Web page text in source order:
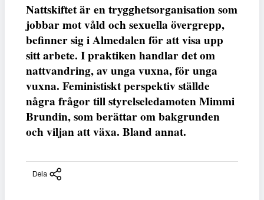
Nattskiftet är en trygghetsorganisation som
jobbar mot våld och sexuella övergrepp,
befinner sig i Almedalen för att visa upp
sitt arbete. I praktiken handlar det om
nattvandring, av unga vuxna, för unga
vuxna. Feministiskt perspektiv ställde
några frågor till styrelseledamoten Mimmi
Brundin, som berättar om bakgrunden
och viljan att växa. Bland annat.
Dela